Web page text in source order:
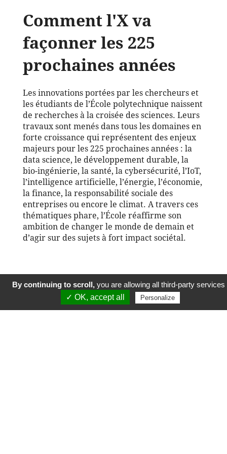
Comment l'X va
façonner les 225
prochaines années
Les innovations portées par les chercheurs et
les étudiants de l’École polytechnique naissent
de recherches à la croisée des sciences. Leurs
travaux sont menés dans tous les domaines en
forte croissance qui représentent des enjeux
majeurs pour les 225 prochaines années : la
data science, le développement durable, la
bio-ingénierie, la santé, la cybersécurité, l’IoT,
l’intelligence artificielle, l’énergie, l’économie,
la finance, la responsabilité sociale des
entreprises ou encore le climat. A travers ces
thématiques phare, l’École réaffirme son
ambition de changer le monde de demain et
d’agir sur des sujets à fort impact sociétal.
Histoire suivante
By continuing to scroll, you are allowing all third-party services
✓ OK, accept all
Personalize